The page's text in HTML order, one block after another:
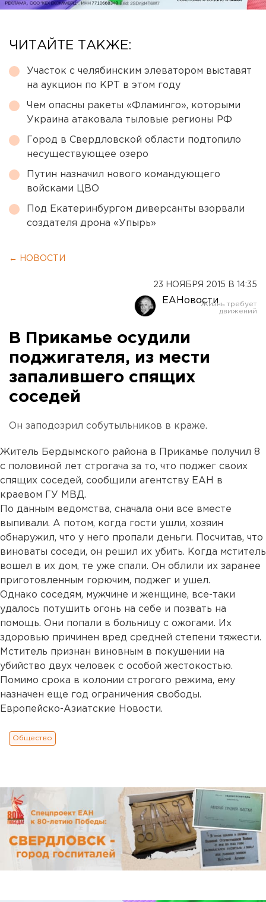
ЧИТАЙТЕ ТАКЖЕ:
Участок с челябинским элеватором выставят
на аукцион по КРТ в этом году
Чем опасны ракеты «Фламинго», которыми
Украина атаковала тыловые регионы РФ
Город в Свердловской области подтопило
несуществующее озеро
Путин назначил нового командующего
войсками ЦВО
Под Екатеринбургом диверсанты взорвали
создателя дрона «Упырь»
← НОВОСТИ
23 НОЯБРЯ 2015 В 14:35
ЕАНовости
В Прикамье осудили
поджигателя, из мести
запалившего спящих
соседей
Он заподозрил собутыльников в краже.
Житель Бердымского района в Прикамье получил 8
с половиной лет строгача за то, что поджег своих
спящих соседей, сообщили агентству ЕАН в
краевом ГУ МВД.
По данным ведомства, сначала они все вместе
выпивали. А потом, когда гости ушли, хозяин
обнаружил, что у него пропали деньги. Посчитав, что
виноваты соседи, он решил их убить. Когда мститель
вошел в их дом, те уже спали. Он облили их заранее
приготовленным горючим, поджег и ушел.
Однако соседям, мужчине и женщине, все-таки
удалось потушить огонь на себе и позвать на
помощь. Они попали в больницу с ожогами. Их
здоровью причинен вред средней степени тяжести.
Мститель признан виновным в покушении на
убийство двух человек с особой жестокостью.
Помимо срока в колонии строгого режима, ему
назначен еще год ограничения свободы.
Европейско-Азиатские Новости.
Общество